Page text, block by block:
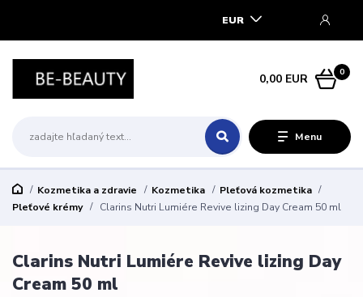
Menu
EUR
0
0,00 EUR
Kozmetika a zdravie Kozmetika
Pleťová kozmetika
Pleťové krémy
Clarins Nutri Lumiére Revive lizing Day Cream 50 ml
Clarins Nutri Lumiére Revive lizing Day
Cream 50 ml